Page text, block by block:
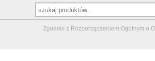
Zgodnie z Rozporządzeniem Ogólnym o